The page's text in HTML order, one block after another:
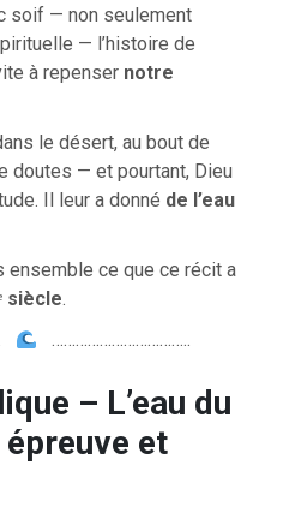
soif — non seulement
— l’histoire de
à repenser notre
le désert, au bout de
doutes — et pourtant, Dieu
Il leur a donné de l’eau
ensemble ce que ce récit a
siècle.
……………………………..
– L’eau du
et